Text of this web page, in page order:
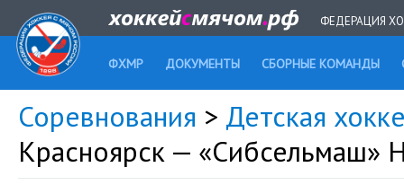
ФЕДЕРАЦИЯ
ФХМР ДОКУМЕНТЫ СБОРНЫЕ КОМАНДЫ
Соревнования > Детская
Красноярск — «Сибсельмаш»